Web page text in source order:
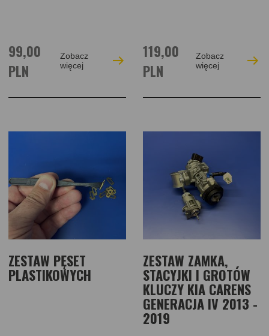
99,00
PLN
Zobacz
więcej
119,00
PLN
Zobacz
więcej
ZESTAW PĘSET
PLASTIKOWYCH
ZESTAW ZAMKA,
STACYJKI I GROTÓW
KLUCZY KIA CARENS
GENERACJA IV 2013 -
2019